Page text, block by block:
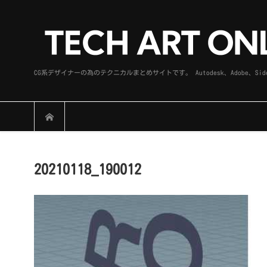
CG系デザイナーの為のテクニカルまとめサイトです。 Autodesk、Adobe、
20210118_190012